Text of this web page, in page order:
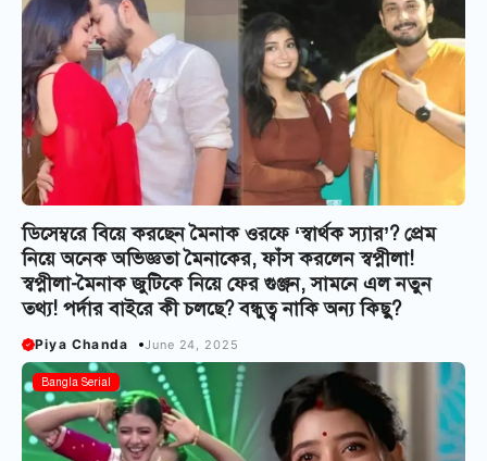
ডিসেম্বরে বিয়ে করছেন মৈনাক ওরফে ‘স্বার্থক স্যার’? প্রেম
নিয়ে অনেক অভিজ্ঞতা মৈনাকের, ফাঁস করলেন স্বপ্নীলা!
স্বপ্নীলা-মৈনাক জুটিকে নিয়ে ফের গুঞ্জন, সামনে এল নতুন
তথ্য! পর্দার বাইরে কী চলছে? বন্ধুত্ব নাকি অন্য কিছু?
Piya Chanda June 24, 2025
Bangla Serial